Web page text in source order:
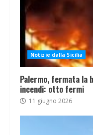
Notizie dalla Sicilia
Palermo, fermata la
incendi: otto fermi
11 giugno 2026